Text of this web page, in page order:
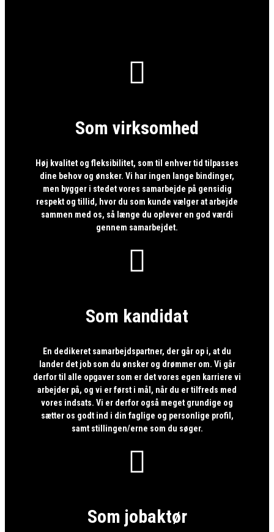

Som virksomhed
Høj kvalitet og fleksibilitet, som til enhver tid tilpasses
dine behov og ønsker. Vi har ingen lange bindinger,
men bygger i stedet vores samarbejde på gensidig
respekt og tillid, hvor du som kunde vælger at arbejde
sammen med os, så længe du oplever en god værdi
gennem samarbejdet.

Som kandidat
En dedikeret samarbejdspartner, der går op i, at du
lander det job som du ønsker og drømmer om. Vi går
derfor til alle opgaver som er det vores egen karriere vi
arbejder på, og vi er først i mål, når du er tilfreds med
vores indsats. Vi er derfor også meget grundige og
sætter os godt ind i din faglige og personlige profil,
samt stillingen/erne som du søger.

Som jobaktør